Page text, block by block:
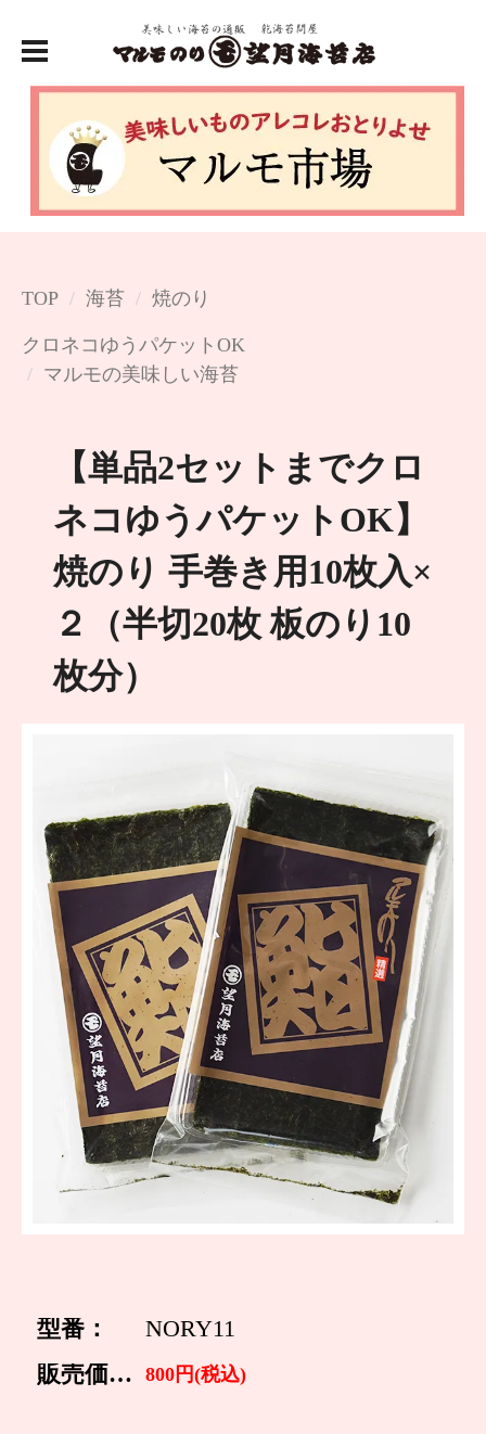
TOP 海苔 焼のり
クロネコゆうパケットOK
マルモの美味しい海苔
【単品2セットまでクロ
ネコゆうパケットOK】
焼のり 手巻き用10枚入×
２（半切20枚 板のり10
枚分）
型番：
NORY11
販売価格：
800円(税込)